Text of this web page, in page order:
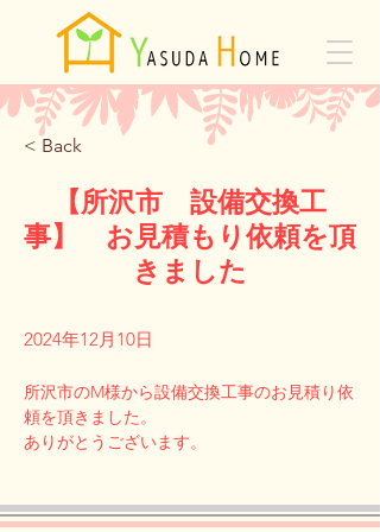
< Back
【所沢市 設備交換工
事】 お見積もり依頼を頂
きました
2024年12月10日
Previous
所沢市のM様から設備交換工事のお見積り依
頼を頂きました。
ありがとうございます。